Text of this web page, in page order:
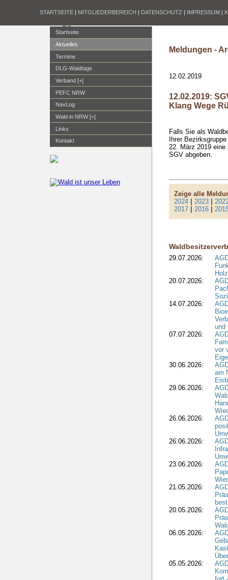
STARTSEITE | MITGLIEDERBEREICH | DATENSCHUTZ | IMPRESSUM |
Startseite
Aktuelles
Termine
DLG-Waldtage
Verband [+]
PEFC NRW
NavLog
Wald in NRW [+]
Links
Kontakt
Meldungen -
12.02.2019
12.02.2019:
Klang Wege
Falls Sie als
Ihrer
22. März 2019
SGV abgeben.
Zeige alle
2024 |2023 |
2017 |2016 |
29.07.2026:
20.07.2026:
14.07.2026:
und
07.07.2026:
vor
30.06.2026:
am
29.06.2026:
26.06.2026:
26.06.2026:
23.06.2026:
21.05.2026:
20.05.2026:
06.05.2026:
05.05.2026: